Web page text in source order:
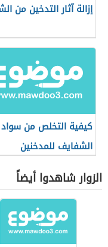
إزالة آثار التدخين من
كيفية التخلص من سواد
الشفايف للمدخنين
الزوار شاهدوا أيضاً